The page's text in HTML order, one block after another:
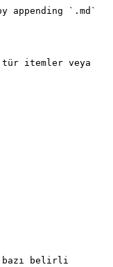
appending `.md`
tür itemler veya
bazı belirli